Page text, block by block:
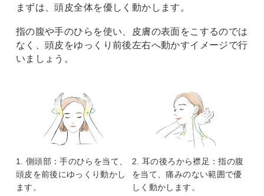
まずは、頭皮全体を優しく動かします。
指の腹や手のひらを使い、皮膚の表面をこするのでは
なく、頭皮をゆっくり前後左右へ動かすイメージで行
いましょう。
1. 側頭部：手のひらを当て、
頭皮を前後にゆっくり動かし
ます。
2. 耳の後ろから襟足：指の腹
を当て、痛みのない範囲で優
しく動かします。